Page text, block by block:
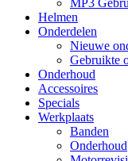
MP3
Helmen
Onderdelen
Nieuwe
Gebruikte
Onderhoud
Accessoires
Specials
Werkplaats
Banden
Onderhoud